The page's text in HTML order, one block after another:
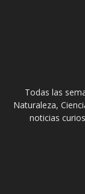
Todas las
Naturaleza,
noticias